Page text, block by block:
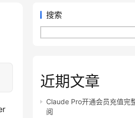
搜索
近期文章
Claude Pro开通会员充值完
阅